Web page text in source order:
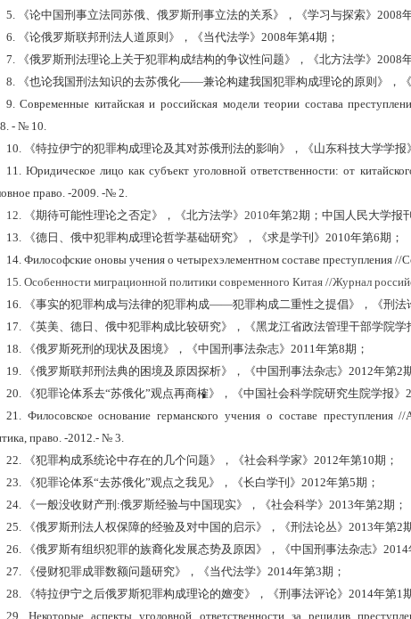
5.
《论中国刑事立法同苏俄、俄罗斯刑事立法的关系》，《学习与探索》 2008
6.
《论俄罗斯联邦刑法人道原则》，《当代法学》 2008年第4期；
7.
《俄罗斯刑法理论上关于犯罪构成结构的争议性问题》，《北方法学》 2008
8.
《也论我国刑法知识的去苏俄化——兼论构建我国犯罪构成理论的原则》，《
9.Современные китайская и российская модели теории состава
- № 10.
10.
《特拉伊宁的犯罪构成理论及其对苏俄刑法的影响》，《山东科技大学学报
11. Юридическое лицо как субъект уголовной ответственности: от
право. -2009. -№ 2.
12.
《期待可能性理论之否定》，《北方法学》 2010年第2期；中国人民大学报
13.
《德日、俄中犯罪构成理论哲学基础研究》，《求是学刊》 2010年第6期；
14. Философские оновы учения о четырехэлементном составе преступления
15. Особенности миграционной политики современного Китая //Журнал
16.
《事实的犯罪构成与法律的犯罪构成——犯罪构成二重性之提倡》，《刑法
17.
《英美、德日、俄中犯罪构成比较研究》，《黑龙江省政法管理干部学院学
18.
《俄罗斯死刑的现状及困境》，《中国刑事法杂志》 2011年第8期；
19.
《俄罗斯联邦刑法典的困境及原因探析》，《中国刑事法杂志》 2012年第2
20.
《犯罪论体系去“苏俄化”观点再商榷》，《中国社会科学院研究生院学报》
21. Филосовское основание германского учения о составе преступления //
право. -2012.- № 3.
22.
《犯罪构成系统论中存在的几个问题》，《社会科学家》 2012年第10期；
23.
《犯罪论体系“去苏俄化”观点之我见》，《长白学刊》2012年第5期；
24.
《一般没收财产刑 :俄罗斯经验与中国现实》，《社会科学》2013年第2期；
25.
《俄罗斯刑法人权保障的经验及对中国的启示》，《刑法论丛》 2013年第2
26.
《俄罗斯有组织犯罪的族裔化发展态势及原因》，《中国刑事法杂志》 2014
27.
《侵财犯罪成罪数额问题研究》，《当代法学》 2014年第3期；
28.
《特拉伊宁之后俄罗斯犯罪构成理论的嬗变》，《刑事法评论》 2014年第1
29.Некоторые аспекты уголовной ответственности за рецидив